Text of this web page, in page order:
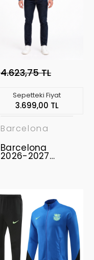
4.623,75 TL
Sepetteki Fiyat
3.699,00 TL
Barcelona
Barcelona
2026-2027